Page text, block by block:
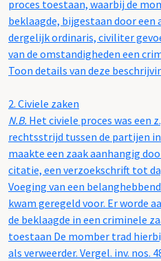
proces toestaan, waarbij de
beklaagde, bijgestaan door een
dergelijk ordinaris, civiliter
van de omstandigheden een
Toon details van deze
2. Civiele zaken
N.B. Het civiele proces was een
rechtsstrijd tussen de partijen
maakte een zaak aanhangig
citatie, een verzoekschrift tot
Voeging van een
kwam geregeld voor. Er worde
de beklaagde in een criminele
toestaan De momber trad
als verweerder. Vergel. inv. nos.